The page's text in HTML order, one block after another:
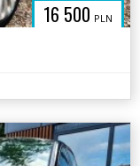
16 500 PLN